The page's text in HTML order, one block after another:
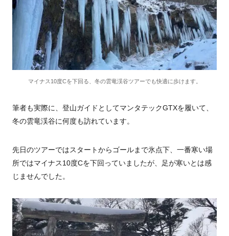
マイナス10度Cを下回る、冬の雲竜渓谷ツアーでも快適に歩けます。
筆者も実際に、登山ガイドとしてマンタテックGTXを履いて、
冬の雲竜渓谷に何度も訪れています。
先日のツアーではスタートからゴールまで氷点下、一番寒い場
所ではマイナス10度Cを下回っていましたが、足が寒いとは感
じませんでした。